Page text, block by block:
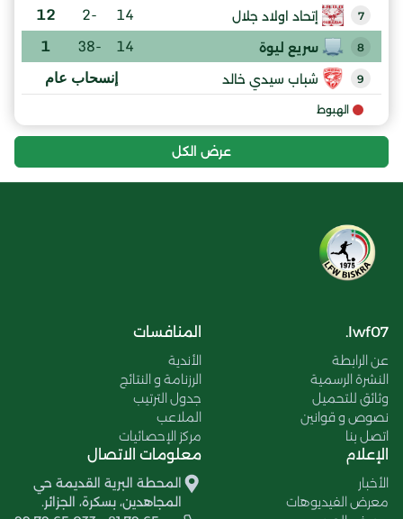
7 إتحاد اولاد جلال 14
-2
12
8 سريع ليوة 14
-38
1
9 شباب سيدي خالد إنسحاب عام
الهبوط
عرض الكل
lwf07.
عن الرابطة
النشرة الرسمية
وثائق للتحميل
نصوص و قوانين
اتصل بنا
المنافسات
الأندية
الرزنامة و النتائج
جدول الترتيب
الملاعب
مركز الإحصائيات
الإعلام
الأخبار
معرض الفيديوهات
معلومات الاتصال
المحطة البرية القديمة حي
المجاهدين، بسكرة، الجزائر.